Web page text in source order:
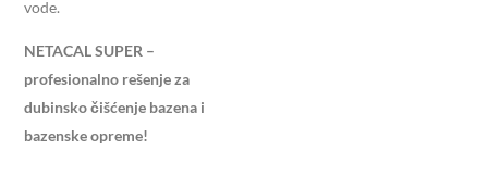
vode.
NETACAL SUPER –
profesionalno rešenje za
dubinsko čišćenje bazena i
bazenske opreme!